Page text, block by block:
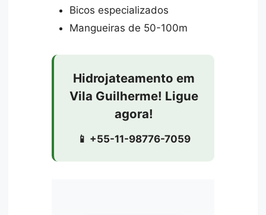
Bicos especializados
Mangueiras de 50-100m
Hidrojateamento em
Vila Guilherme! Ligue
agora!
📱 +55-11-98776-7059